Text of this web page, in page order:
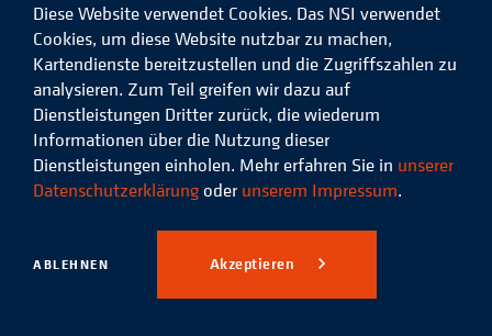
Das
NSI
Facebook
Das
NSI
auf
LinkedIn
Das
NSI
auf
Instagram
Das
Xing
© 2026 Niedersächsisches
Studieninstitut für kommunale
Verwaltung e.V.
Datenschutz Impressum
Diese Website verwendet Cookies. Das NSI verwendet
Cookies, um diese Website nutzbar zu machen,
Kartendienste bereitzustellen und die Zugriffszahlen zu
analysieren. Zum Teil greifen wir dazu auf
Dienstleistungen Dritter zurück, die wiederum
Informationen über die Nutzung dieser
Dienstleistungen einholen. Mehr erfahren Sie in unserer
Datenschutzerklärung oder unserem Impressum.
ABLEHNEN Akzeptieren